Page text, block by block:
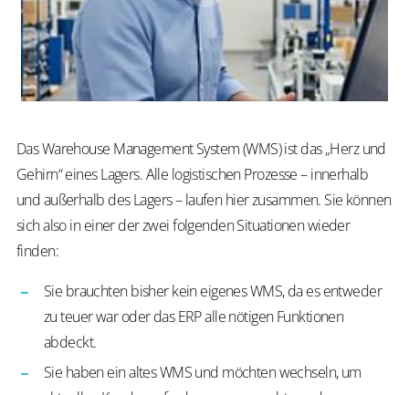
Das Warehouse Management System (WMS) ist das „Herz und
Gehirn“ eines Lagers. Alle logistischen Prozesse – innerhalb
und außerhalb des Lagers – laufen hier zusammen. Sie können
sich also in einer der zwei folgenden Situationen wieder
finden:
Sie brauchten bisher kein eigenes WMS, da es entweder
zu teuer war oder das ERP alle nötigen Funktionen
abdeckt.
Sie haben ein altes WMS und möchten wechseln, um